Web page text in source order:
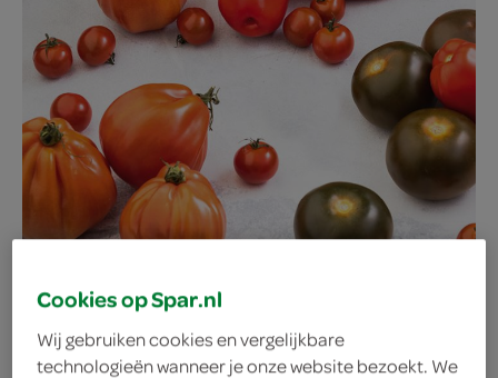
Cookies op Spar.nl
Wij gebruiken cookies en vergelijkbare
technologieën wanneer je onze website bezoekt. We